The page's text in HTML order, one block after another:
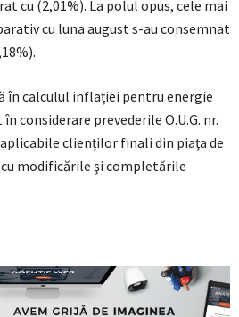
cu (2,01%). La polul opus, cele mai
cu luna august s-au consemnat
în calculul inflaţiei pentru energie
considerare prevederile O.U.G. nr.
clienţilor finali din piaţa de
modificările şi completările